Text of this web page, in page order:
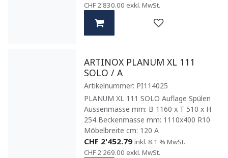
CHF 2'830.00 exkl. MwSt.
ARTINOX PLANUM XL 111
SOLO / A
Artikelnummer: PI114025
PLANUM XL 111 SOLO Auflage Spülen
Aussenmasse mm: B 1160 x T 510 x H
254 Beckenmasse mm: 1110x400 R10
Möbelbreite cm: 120 A
CHF 2'452.79 inkl. 8.1 % MwSt.
CHF 2'269.00 exkl. MwSt.